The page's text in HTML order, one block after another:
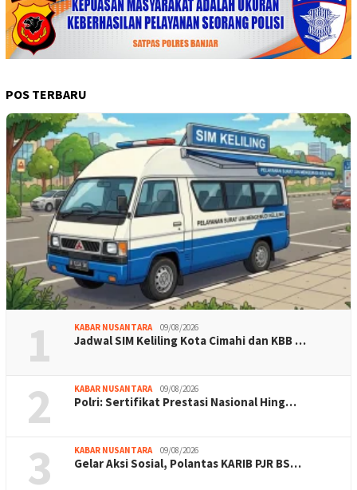
POS TERBARU
1 KABAR NUSANTARA 09/08/2026
Jadwal SIM Keliling Kota Cimahi dan KBB …
2 KABAR NUSANTARA 09/08/2026
Polri: Sertifikat Prestasi Nasional Hing…
3 KABAR NUSANTARA 09/08/2026
Gelar Aksi Sosial, Polantas KARIB PJR BS…